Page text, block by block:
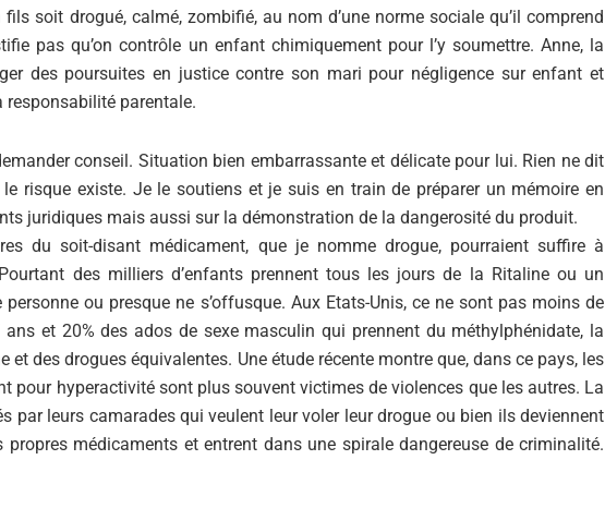
soit drogué, calmé, zombifié, au nom d’une norme sociale qu’il comprend
pas qu’on contrôle un enfant chimiquement pour l’y soumettre. Anne, la
des poursuites en justice contre son mari pour négligence sur enfant et
responsabilité parentale.
conseil. Situation bien embarrassante et délicate pour lui. Rien ne dit
risque existe. Je le soutiens et je suis en train de préparer un mémoire en
juridiques mais aussi sur la démonstration de la dangerosité du produit.
du soit-disant médicament, que je nomme drogue, pourraient suffire à
des milliers d’enfants prennent tous les jours de la Ritaline ou un
ou presque ne s’offusque. Aux Etats-Unis, ce ne sont pas moins de
et 20% des ados de sexe masculin qui prennent du méthylphénidate, la
et des drogues équivalentes. Une étude récente montre que, dans ce pays, les
pour hyperactivité sont plus souvent victimes de violences que les autres. La
par leurs camarades qui veulent leur voler leur drogue ou bien ils deviennent
propres médicaments et entrent dans une spirale dangereuse de criminalité.